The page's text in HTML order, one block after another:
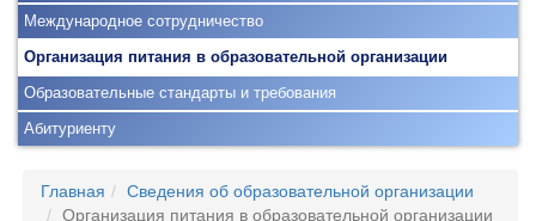
Международное сотрудничество
Организация питания в образовательной организации
Образовательные стандарты и требования
Абитуриенту
Главная
Сведения об образовательной организации
Организация питания в образовательной организации